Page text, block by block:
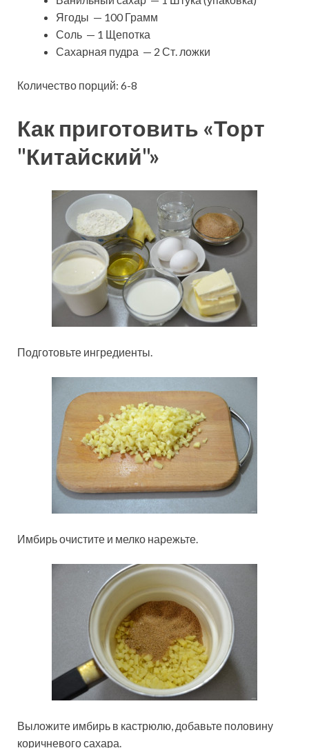
Ягоды — 100 Грамм
Соль — 1 Щепотка
Сахарная пудра — 2 Ст. ложки
Количество порций: 6-8
Как приготовить «Торт
"Китайский"»
Подготовьте ингредиенты.
Имбирь очистите и мелко нарежьте.
Выложите имбирь в кастрюлю, добавьте половину
коричневого сахара.